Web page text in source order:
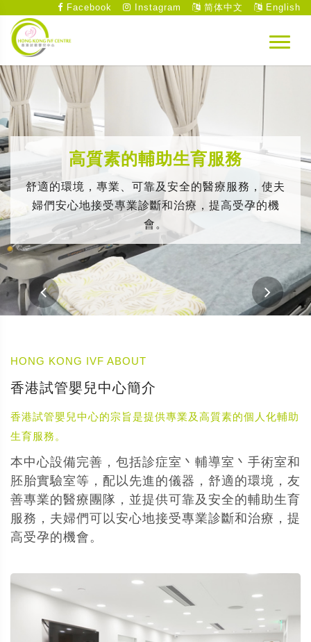
Facebook Instagram 简体中文 English
高質素的輔助生育服務
舒適的環境，專業、可靠及安全的醫療服務，使夫
婦們安心地接受專業診斷和治療，提高受孕的機
會。
HONG KONG IVF ABOUT
香港試管嬰兒中心簡介
香港試管嬰兒中心的宗旨是提供專業及高質素的個人化輔助
生育服務。
本中心設備完善，包括診症室丶輔導室丶手術室和
胚胎實驗室等，配以先進的儀器，舒適的環境，友
善專業的醫療團隊，並提供可靠及安全的輔助生育
服務，夫婦們可以安心地接受專業診斷和治療，提
高受孕的機會。